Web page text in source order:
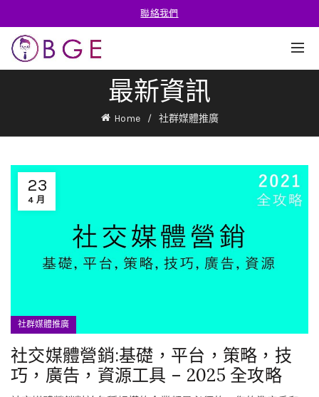
聯絡我們
最新資訊
Home 社群媒體推廣
23
4 月
社群媒體推廣
社交媒體營銷:基礎，平台，策略，技
巧，廣告，資源工具 – 2025 全攻略